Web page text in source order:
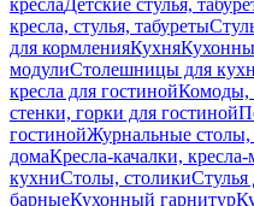
креслаДетские стулья,
кресла, стулья, табуреты
для кормленияКухня
модулиСтолешницы для
кресла для гостинойКомоды,
стенки, горки для гостиной
гостинойЖурнальные столы,
домаКресла-качалки,
кухниСтолы, столикиСтулья
барныеКухонный гарнитур